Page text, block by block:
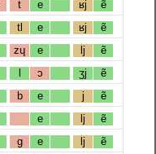
t e ʁj ẽ
tl e ʁj ẽ
zɥ e lj ẽ
l ɔ ʒj ẽ
b e j ẽ
e lj ẽ
g e lj ẽ